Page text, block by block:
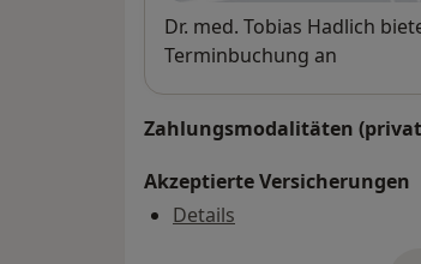
Verfügbarkeit
Dr. med. Tobias Hadlich
Terminbuchung an
Zahlungsmodalitäten
Akzeptierte Versicherungen
Details